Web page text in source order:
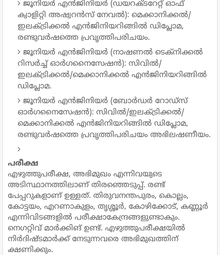
ജൂനിയർ എൻജിനിയർ (ഡയറക്ടറേറ്റ് ഓഫ്
ക്വാളിറ്റി അഷ്വറൻസ് നേവൽ): മെക്കാനിക്കൽ/
ഇലക്ട്രിക്കൽ എൻജിനിയറിങ്ങിൽ ഡിപ്ലോമ,
രണ്ടുവർഷത്തെ പ്രവൃത്തിപരിചയം.
ജൂനിയർ എൻജിനിയർ (നാഷണൽ ടെക്നിക്കൽ
റിസർച്ച് ഓർഗനൈസേഷൻ): സിവിൽ/
ഇലക്ട്രിക്കൽ/മെക്കാനിക്കൽ എൻജിനിയറിങ്ങിൽ
ഡിപ്ലോമ.
ജൂനിയർ എൻജിനിയർ (ബോർഡർ റോഡ്സ്
ഓർഗനൈസേഷൻ): സിവിൽ/ഇലക്ട്രിക്കൽ/
മെക്കാനിക്കൽ എൻജിനിയറിങ്ങിൽ ഡിപ്ലോമ,
രണ്ടുവർഷത്തെ പ്രവൃത്തിപരിചയം അഭിലഷണീയം.
പരീക്ഷ
എഴുത്തുപരീക്ഷ, അഭിമുഖം എന്നിവയുടെ
അടിസ്ഥാനത്തിലാണ് തിരഞ്ഞെടുപ്പ്. രണ്ട്
പേപ്പറുകളാണ് ഉള്ളത്. തിരുവനന്തപുരം, കൊല്ലം,
കോട്ടയം, എറണാകുളം, തൃശ്ശൂർ, കോഴിക്കോട്, കണ്ണൂർ
എന്നിവിടങ്ങളിൽ പരീക്ഷാകേന്ദ്രങ്ങളുണ്ടാകും.
നെഗറ്റിവ് മാർക്കിങ് ഉണ്ട്. എഴുത്തുപരീക്ഷയിൽ
നിർദിഷ്ടമാർക്ക് നേടുന്നവരെ അഭിമുഖത്തിന്
ക്ഷണിക്കും.